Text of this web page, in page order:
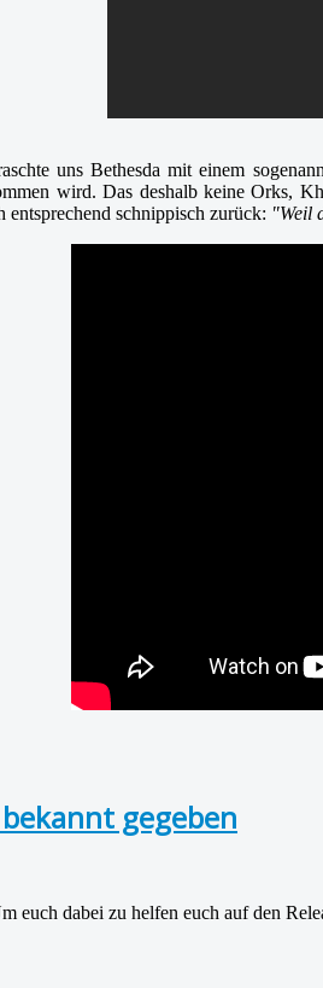
uns Bethesda mit einem
wird. Das deshalb keine Orks,
entsprechend schnippisch zurück: "Weil
gegeben
euch dabei zu helfen euch auf den